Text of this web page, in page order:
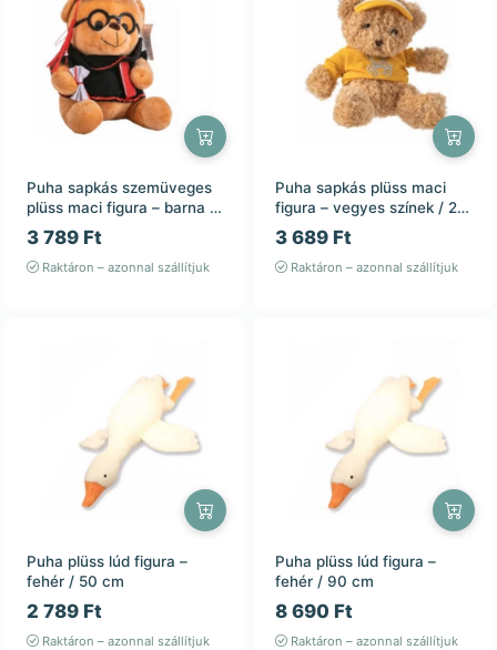
Puha sapkás szemüveges
plüss maci figura – barna /
25 cm
3 789 Ft
Raktáron – azonnal szállítjuk
Puha sapkás plüss maci
figura – vegyes színek / 25
cm
3 689 Ft
Raktáron – azonnal szállítjuk
Puha plüss lúd figura –
fehér / 50 cm
2 789 Ft
Raktáron – azonnal szállítjuk
Puha plüss lúd figura –
fehér / 90 cm
8 690 Ft
Raktáron – azonnal szállítjuk